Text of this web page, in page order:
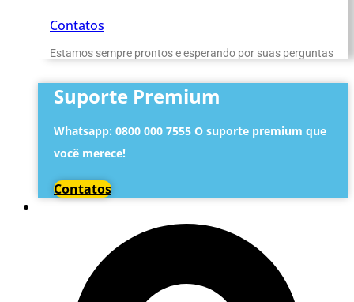
Contatos
Estamos sempre prontos e esperando por suas perguntas
Suporte Premium
Whatsapp: 0800 000 7555 O suporte premium que
você merece!
Contatos